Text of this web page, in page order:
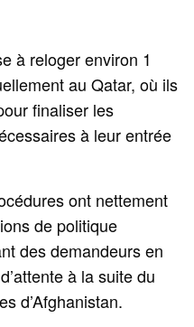
à reloger environ 1
au Qatar, où ils
finaliser les
à leur entrée
ont nettement
de politique
des demandeurs en
à la suite du
d’Afghanistan.